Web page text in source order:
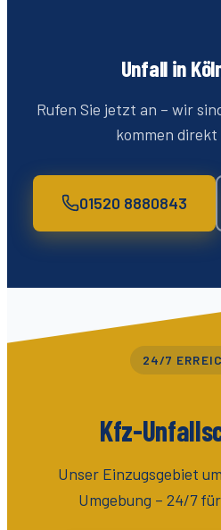
Unfall in
Rufen Sie jetzt an – wir
kommen direkt
01520 8880843
24/7
Kfz-
Unser Einzugsgebiet
Umgebung – 24/7